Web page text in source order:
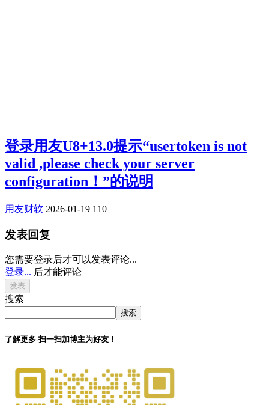
登录用友U8+13.0提示“usertoken is not
valid ,please check your server
configuration！”的说明
用友财软 2026-01-19 110
发表回复
您需要登录后才可以发表评论...
登录... 后才能评论
搜索
搜索
了解更多-扫一扫加博主为好友！